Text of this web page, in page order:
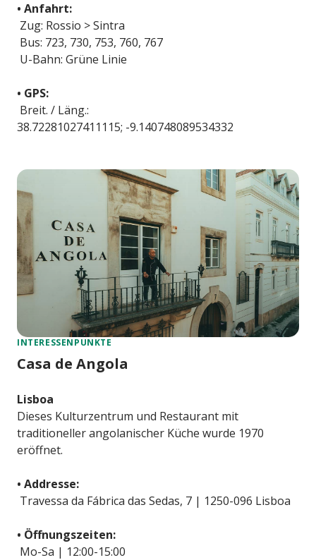
• Anfahrt:
Zug: Rossio > Sintra
Bus: 723, 730, 753, 760, 767
U-Bahn: Grüne Linie
• GPS:
Breit. / Läng.:
38.72281027411115; -9.140748089534332
INTERESSENPUNKTE
Casa de Angola
Lisboa
Dieses Kulturzentrum und Restaurant mit
traditioneller angolanischer Küche wurde 1970
eröffnet.
• Addresse:
Travessa da Fábrica das Sedas, 7 | 1250-096 Lisboa
• Öffnungszeiten:
Mo-Sa | 12:00-15:00